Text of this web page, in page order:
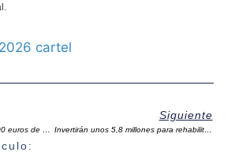
Siguiente
Invertirán unos 5,8 millones para rehabilitar carreteras comarcales afectadas por temporales